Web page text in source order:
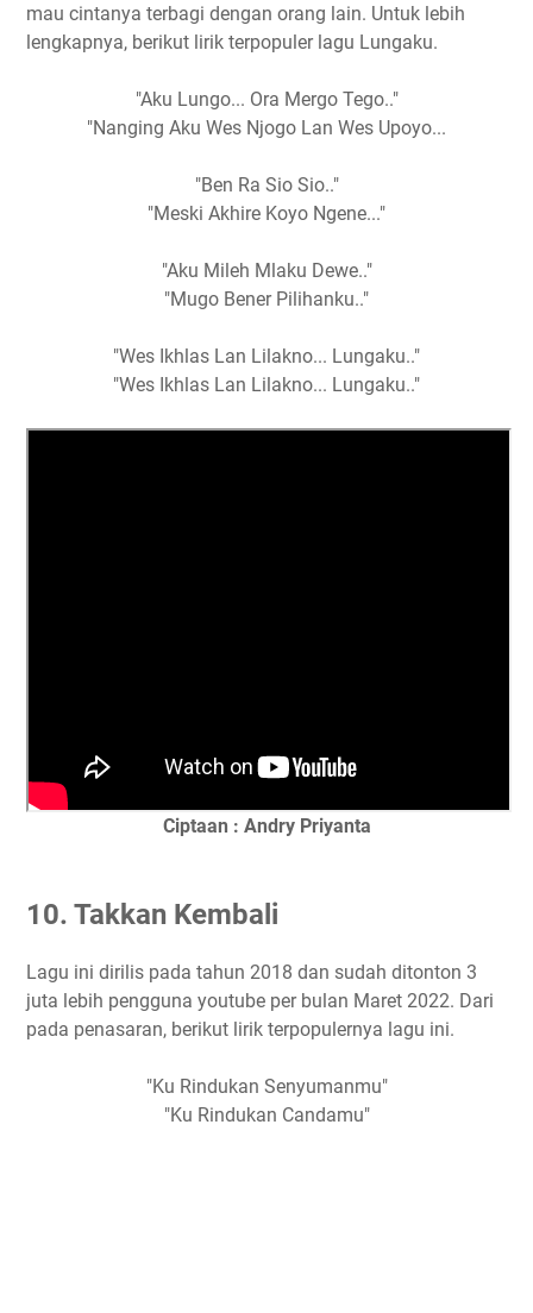
mau cintanya terbagi dengan orang lain. Untuk lebih
lengkapnya, berikut lirik terpopuler lagu Lungaku.
"Aku Lungo... Ora Mergo Tego.."
"Nanging Aku Wes Njogo Lan Wes Upoyo...
"Ben Ra Sio Sio.."
"Meski Akhire Koyo Ngene..."
"Aku Mileh Mlaku Dewe.."
"Mugo Bener Pilihanku.."
"Wes Ikhlas Lan Lilakno... Lungaku.."
"Wes Ikhlas Lan Lilakno... Lungaku.."
Ciptaan : Andry Priyanta
10. Takkan Kembali
Lagu ini dirilis pada tahun 2018 dan sudah ditonton 3
juta lebih pengguna youtube per bulan Maret 2022. Dari
pada penasaran, berikut lirik terpopulernya lagu ini.
"Ku Rindukan Senyumanmu"
"Ku Rindukan Candamu"